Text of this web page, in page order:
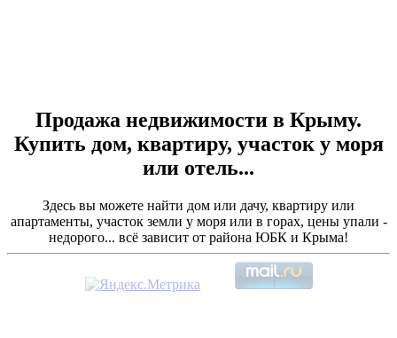
Продажа недвижимости в Крыму.
Купить дом, квартиру, участок у моря
или отель...
Здесь вы можете найти дом или дачу, квартиру или
апартаменты, участок земли у моря или в горах, цены упали -
недорого... всё зависит от района ЮБК и Крыма!